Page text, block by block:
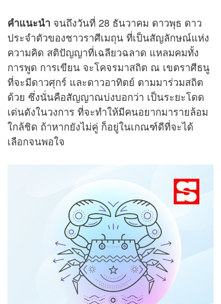
คำแนะนำ จนถึงวันที่ 28 ธันวาคม ดาวพุธ ดาว
ประจำตัวของชาวราศีเมถุน ที่เป็นสัญลักษณ์แห่ง
ความคิด สติปัญญาที่เฉลียวฉลาด แหลมคมทั้ง
การพูด การเขียน จะโคจรมาสถิต ณ เขตราศีธนู
ที่จะมีดาวศุกร์ และดาวอาทิตย์ ตามมาร่วมสถิต
ด้วย ซึ่งนั่นคือสัญญาณบ่งบอกว่า เป็นระยะโดด
เด่นดังในวงการ ที่จะทำให้มีคนอยากมารายล้อม
ใกล้ชิด ถ้าหากยังไม่คู่ ก็อยู่ในเกณฑ์ดีที่จะได้
เลือกจนพอใจ